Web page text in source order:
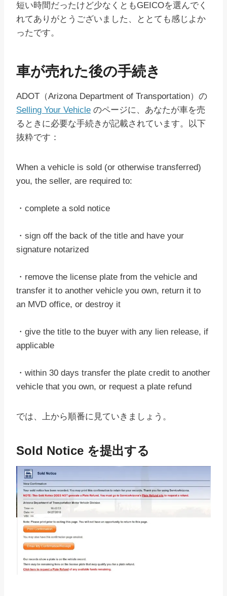
短い時間だったけど少なくともGEICOを選んでく
れてありがとうございました、ととても感じよか
ったです。
車が売れた後の手続き
ADOT（Arizona Department of Transportation）の
Selling Your Vehicle のページに、あなたが車を売
るときに必要な手続きが記載されています。以下
抜粋です：
When a vehicle is sold (or otherwise transferred)
you, the seller, are required to:
・complete a sold notice
・sign off the back of the title and have your
signature notarized
・remove the license plate from the vehicle and
transfer it to another vehicle you own, return it to
an MVD office, or destroy it
・give the title to the buyer with any lien release, if
applicable
・within 30 days transfer the plate credit to another
vehicle that you own, or request a plate refund
では、上から順番に見ていきましょう。
Sold Notice を提出する